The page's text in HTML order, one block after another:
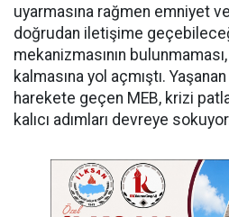
uyarmasına rağmen emniyet
doğrudan iletişime
mekanizmasının
kalmasına yol açmıştı.
harekete geçen MEB, krizi
kalıcı adımları devreye